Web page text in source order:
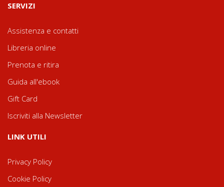
SERVIZI
Assistenza e contatti
Libreria online
Prenota e ritira
Guida all'ebook
Gift Card
Iscriviti alla Newsletter
LINK UTILI
Privacy Policy
Cookie Policy